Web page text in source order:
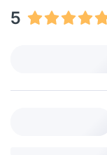
5